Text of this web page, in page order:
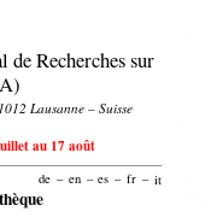
Recherches sur
Lausanne – Suisse
au 17 août
de – en – es – fr – it